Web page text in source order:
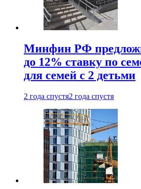
Минфин РФ
до 12% ставку по
для семей с 2 детьми
2 года спустя2 года спустя